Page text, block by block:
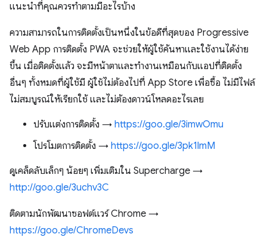
แนะนำที่คุณควรทำตามมีอะไรบ้าง
ความสามารถในการติดตั้งเป็นหนึ่งในข้อดีที่สุดของ Progressive
Web App การติดตั้ง PWA จะช่วยให้ผู้ใช้ค้นหาและใช้งานได้ง่าย
ขึ้น เมื่อติดตั้งแล้ว จะมีหน้าตาและทำงานเหมือนกับแอปที่ติดตั้ง
อื่นๆ ทั้งหมดที่ผู้ใช้มี ผู้ใช้ไม่ต้องไปที่ App Store เพื่อซื้อ ไม่มีไฟล์
ไม่สมบูรณ์ให้เรียกใช้ และไม่ต้องดาวน์โหลดอะไรเลย
ปรับแต่งการติดตั้ง → https://goo.gle/3imwOmu
โปรโมตการติดตั้ง → https://goo.gle/3pk1lmM
ดูเคล็ดลับเล็กๆ น้อยๆ เพิ่มเติมใน Supercharge →
http://goo.gle/3uchv3C
ติดตามนักพัฒนาซอฟต์แวร์ Chrome →
https://goo.gle/ChromeDevs